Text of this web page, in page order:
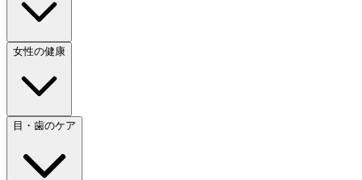
女性の健康
目・歯のケア